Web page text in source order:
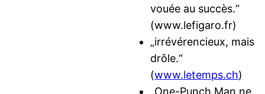
vouée au succès.“
(www.lefigaro.fr)
„irrévérencieux, mais
drôle.“
(www.letemps.ch)
„One-Punch Man ne